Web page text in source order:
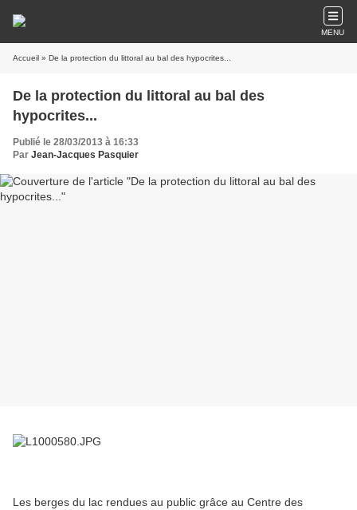
MENU
Accueil » De la protection du littoral au bal des hypocrites...
De la protection du littoral au bal des
hypocrites...
Publié le 28/03/2013 à 16:33
Par Jean-Jacques Pasquier
Les berges du lac rendues au public grâce au Centre des